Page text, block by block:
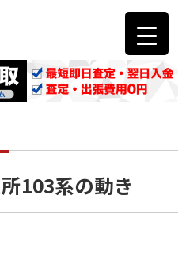
103系の動き